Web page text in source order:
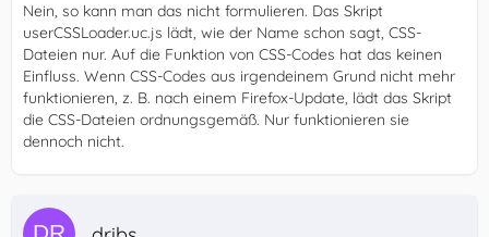
Nein, so kann man das nicht formulieren. Das Skript
userCSSLoader.uc.js lädt, wie der Name schon sagt, CSS-
Dateien nur. Auf die Funktion von CSS-Codes hat das keinen
Einfluss. Wenn CSS-Codes aus irgendeinem Grund nicht mehr
funktionieren, z. B. nach einem Firefox-Update, lädt das Skript
die CSS-Dateien ordnungsgemäß. Nur funktionieren sie
dennoch nicht.